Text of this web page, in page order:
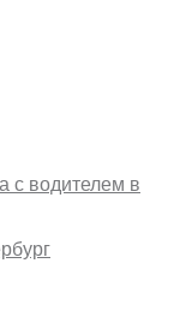
с водителем в